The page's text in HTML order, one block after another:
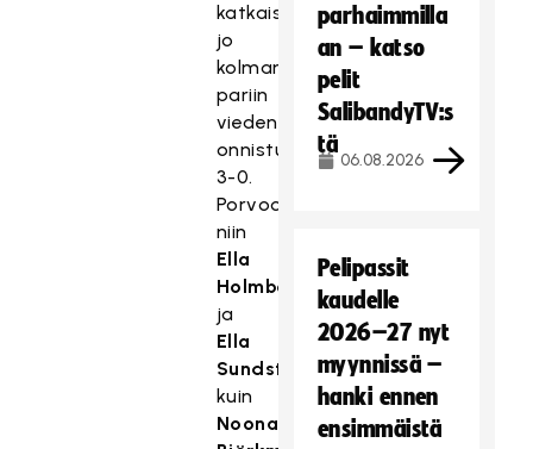
katkaisi
jo
kolmanteen
pariin
vieden
onnistumiset
3-0.
Porvoolaisista
niin
Ella
Holmberg
ja
Ella
Sundström
kuin
Noona
parhaimmilla
an – katso
pelit
SalibandyTV:s
tä
06.08.2026
Pelipassit
kaudelle
2026–27 nyt
myynnissä –
hanki ennen
ensimmäistä